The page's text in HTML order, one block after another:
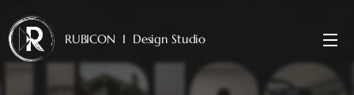
RUBICON I Design Studio